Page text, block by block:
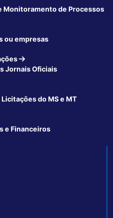
Monitoramento de Processos
ou empresas
Jornais Oficiais
do MS e MT
e Financeiros